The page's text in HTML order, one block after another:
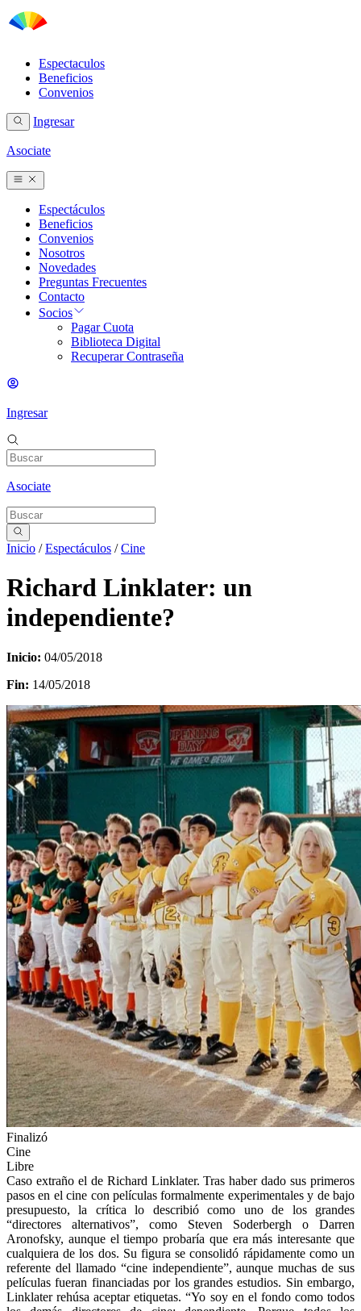
Espectaculos
Beneficios
Convenios
Ingresar
Asociate
Espectáculos
Beneficios
Convenios
Nosotros
Novedades
Preguntas Frecuentes
Contacto
Socios
Pagar Cuota
Biblioteca Digital
Recuperar Contraseña
Ingresar
Asociate
Inicio /Espectáculos /Cine
Richard Linklater: un
independiente?
Inicio: 04/05/2018
Fin: 14/05/2018
Finalizó
Cine
Libre
Caso extraño el de Richard Linklater. Tras haber dado sus primeros
pasos en el cine con películas formalmente experimentales y de bajo
presupuesto, la crítica lo describió como uno de los grandes
“directores alternativos”, como Steven Soderbergh o Darren
Aronofsky, aunque el tiempo probaría que era más interesante que
cualquiera de los dos. Su figura se consolidó rápidamente como un
referente del llamado “cine independiente”, aunque muchas de sus
películas fueran financiadas por los grandes estudios. Sin embargo,
Linklater rehúsa aceptar etiquetas. “Yo soy en el fondo como todos